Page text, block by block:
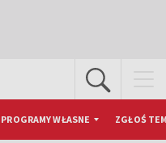
PROGRAMY WŁASNE ZGŁOŚ